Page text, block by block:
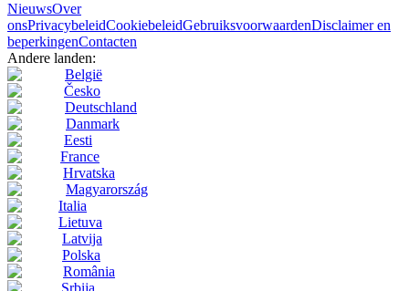
NieuwsOver
onsPrivacybeleidCookiebeleidGebruiksvoorwaardenDisclaimer en
beperkingenContacten
Andere landen:
België
Česko
Deutschland
Danmark
Eesti
France
Hrvatska
Magyarország
Italia
Lietuva
Latvija
Polska
România